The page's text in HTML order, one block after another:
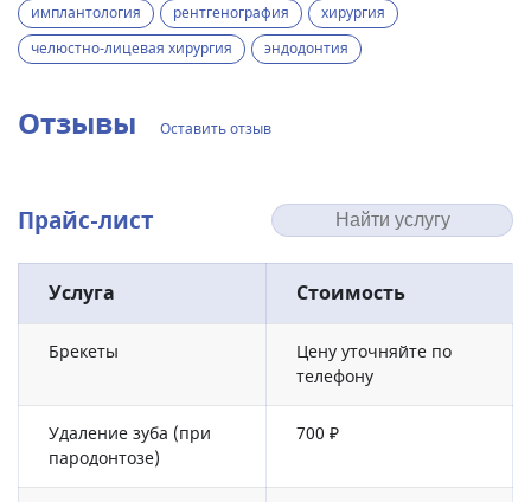
имплантология рентгенография
хирургия
челюстно-лицевая хирургия
эндодонтия
Отзывы Оставить отзыв
Прайс-лист
Услуга Стоимость
Брекеты
Цену уточняйте по
телефону
Удаление зуба (при
пародонтозе)
700 ₽